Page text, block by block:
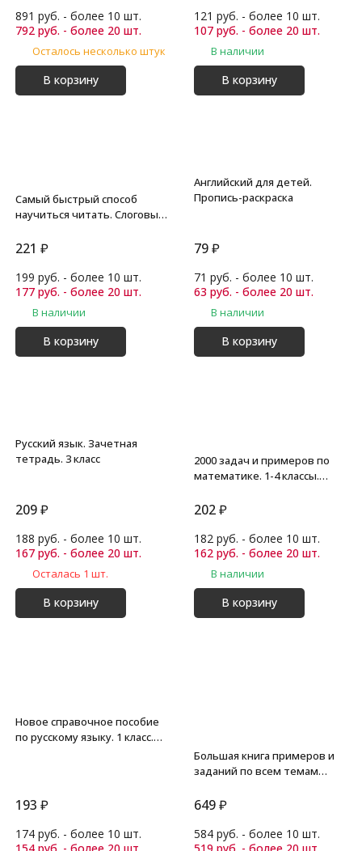
891 руб. - более 10 шт.
792 руб. - более 20 шт.
Осталось несколько штук
В корзину
121 руб. - более 10 шт.
107 руб. - более 20 шт.
В наличии
В корзину
Самый быстрый способ
научиться читать. Слоговые
221 ₽
199 руб. - более 10 шт.
177 руб. - более 20 шт.
В наличии
В корзину
Английский для детей.
Пропись-раскраска
79₽
71 руб. - более 10 шт.
63 руб. - более 20 шт.
В наличии
В корзину
Русский язык. Зачетная
тетрадь. 3 класс
209₽
188 руб. - более 10 шт.
167 руб. - более 20 шт.
Осталась 1 шт.
В корзину
2000 задач и примеров по
математике. 1-4 классы.
202₽
182 руб. - более 10 шт.
162 руб. - более 20 шт.
В наличии
В корзину
Новое справочное пособие
по русскому языку. 1 класс.
193 ₽
174 руб. - более 10 шт.
Большая книга примеров и
заданий по всем темам
классы. Русский язык.
649₽
584 руб. - более 10 шт.